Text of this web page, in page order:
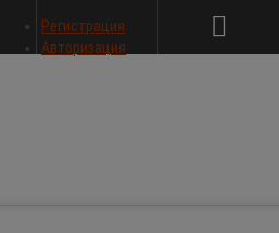
Регистрация
Авторизация